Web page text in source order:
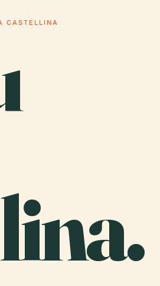
CASTELLINA